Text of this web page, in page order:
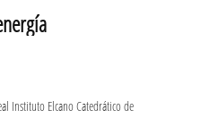
Instituto Elcano Catedrático de